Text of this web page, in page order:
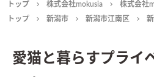
トップ 株式会社mokusia 株式会社
トップ
新潟市 新潟市江南区
愛猫と暮らすプライ